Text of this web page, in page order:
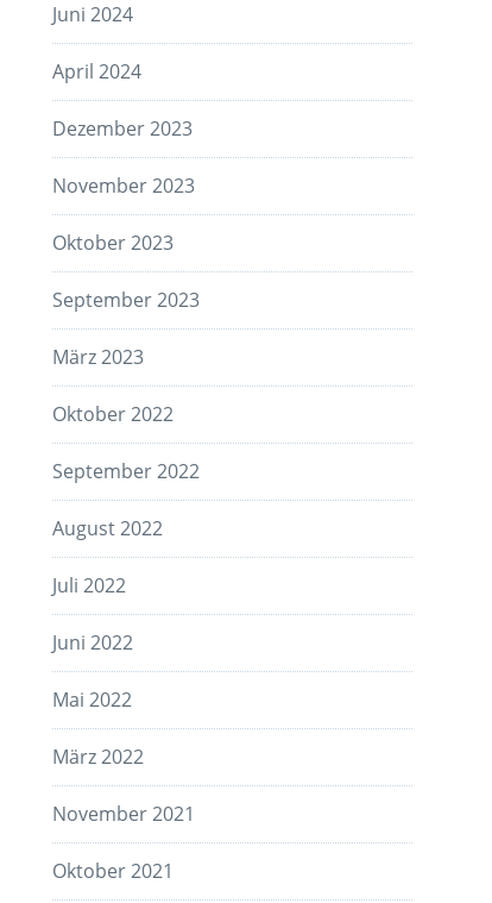
Juni 2024
April 2024
Dezember 2023
November 2023
Oktober 2023
September 2023
März 2023
Oktober 2022
September 2022
August 2022
Juli 2022
Juni 2022
Mai 2022
März 2022
November 2021
Oktober 2021